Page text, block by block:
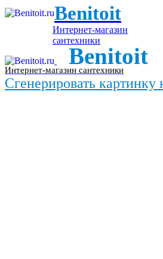
Benitoit
Интернет-магазин
сантехники
Benitoit
Интернет-магазин сантехники
Сгенерировать картинку